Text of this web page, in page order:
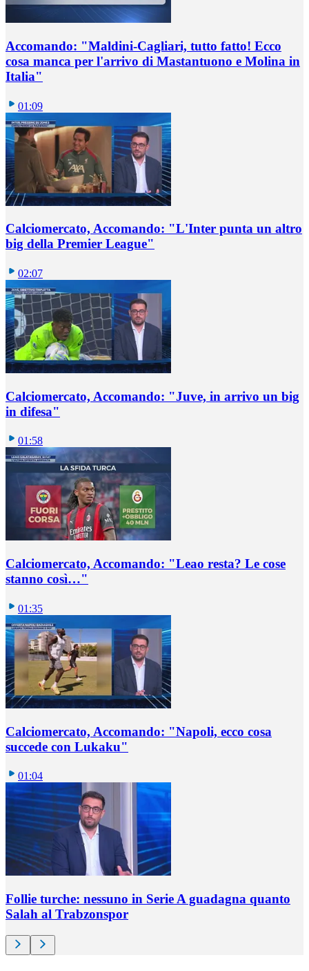
Accomando: "Maldini-Cagliari, tutto fatto! Ecco
cosa manca per l'arrivo di Mastantuono e Molina in
Italia"
01:09
Calciomercato, Accomando: "L'Inter punta un altro
big della Premier League"
02:07
Calciomercato, Accomando: "Juve, in arrivo un big
in difesa"
01:58
Calciomercato, Accomando: "Leao resta? Le cose
stanno così…"
01:35
Calciomercato, Accomando: "Napoli, ecco cosa
succede con Lukaku"
01:04
Follie turche: nessuno in Serie A guadagna quanto
Salah al Trabzonspor